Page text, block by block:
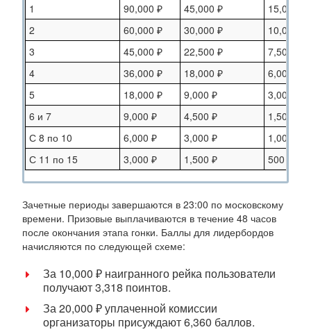
1
90,000 ₽ 45,000 ₽
15,000 ₽
2
60,000 ₽ 30,000 ₽
10,000 ₽
3
45,000 ₽ 22,500 ₽
7,500 ₽
4
36,000 ₽ 18,000 ₽
6,000 ₽
5
18,000 ₽ 9,000 ₽
3,000 ₽
6 и 7
9,000 ₽ 4,500 ₽
1,500 ₽
С 8 по 10
6,000 ₽ 3,000 ₽
1,000 ₽
С 11 по 15
3,000 ₽ 1,500 ₽ 500 ₽
Зачетные периоды завершаются в 23:00 по московскому
времени. Призовые выплачиваются в течение 48 часов
после окончания этапа гонки. Баллы для лидербордов
начисляются по следующей схеме:
За 10,000 ₽ наигранного рейка пользователи
получают 3,318 поинтов.
За 20,000 ₽ уплаченной комиссии
организаторы присуждают 6,360 баллов.